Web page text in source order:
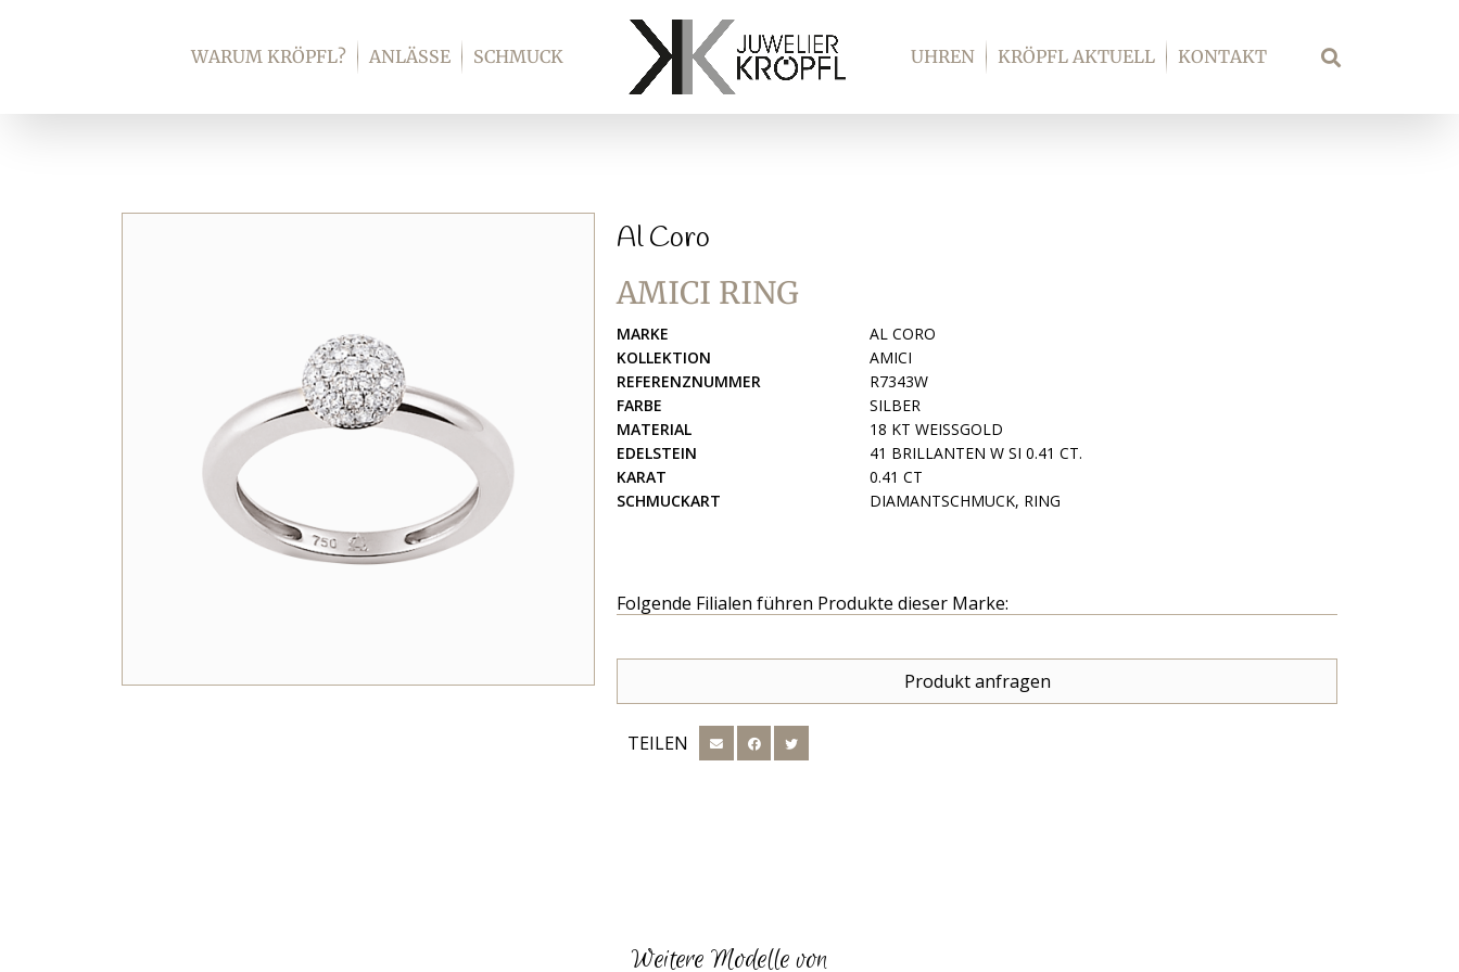
WARUM KRÖPFL? ANLÄSSE SCHMUCK UHREN KRÖPFL AKTUELL KONTAKT Suche
Al Coro
AMICI RING
MARKE
AL CORO
KOLLEKTION
AMICI
REFERENZNUMMER
R7343W
FARBE
SILBER
MATERIAL
18 KT WEISSGOLD
EDELSTEIN
41 BRILLANTEN W SI 0.41 CT.
KARAT
0.41 CT
SCHMUCKART
DIAMANTSCHMUCK, RING
Folgende Filialen führen Produkte dieser Marke:
Produkt anfragen
TEILEN
Weitere Modelle von